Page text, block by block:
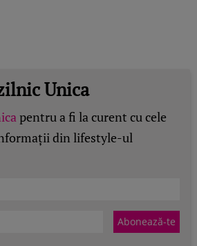
Unica
pentru a fi la curent cu cele
din lifestyle-ul